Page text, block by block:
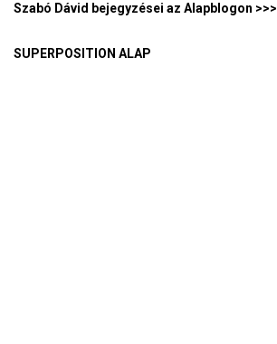
Szabó Dávid bejegyzései az Alapblogon >>>
SUPERPOSITION ALAP